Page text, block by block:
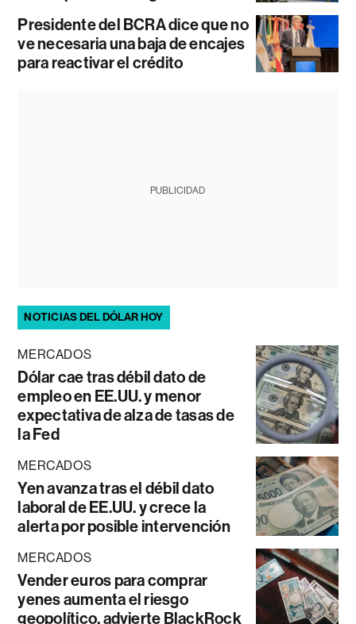
Presidente del BCRA dice que no
ve necesaria una baja de encajes
para reactivar el crédito
PUBLICIDAD
NOTICIAS DEL DÓLAR HOY
MERCADOS
Dólar cae tras débil dato de
empleo en EE.UU. y menor
expectativa de alza de tasas de
la Fed
MERCADOS
Yen avanza tras el débil dato
laboral de EE.UU. y crece la
alerta por posible intervención
MERCADOS
Vender euros para comprar
yenes aumenta el riesgo
geopolítico, advierte BlackRock